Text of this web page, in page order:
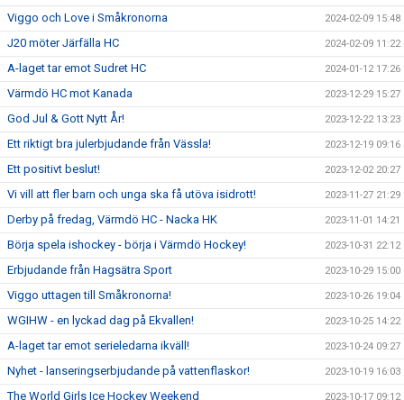
Viggo och Love i Småkronorna 2024-02-09 15:48
J20 möter Järfälla HC 2024-02-09 11:22
A-laget tar emot Sudret HC 2024-01-12 17:26
Värmdö HC mot Kanada 2023-12-29 15:27
God Jul & Gott Nytt År! 2023-12-22 13:23
Ett riktigt bra julerbjudande från Vässla! 2023-12-19 09:16
Ett positivt beslut! 2023-12-02 20:27
Vi vill att fler barn och unga ska få utöva isidrott! 2023-11-27 21:29
Derby på fredag, Värmdö HC - Nacka HK 2023-11-01 14:21
Börja spela ishockey - börja i Värmdö Hockey! 2023-10-31 22:12
Erbjudande från Hagsätra Sport 2023-10-29 15:00
Viggo uttagen till Småkronorna! 2023-10-26 19:04
WGIHW - en lyckad dag på Ekvallen! 2023-10-25 14:22
A-laget tar emot serieledarna ikväll! 2023-10-24 09:27
Nyhet - lanseringserbjudande på vattenflaskor! 2023-10-19 16:03
The World Girls Ice Hockey Weekend 2023-10-17 09:12